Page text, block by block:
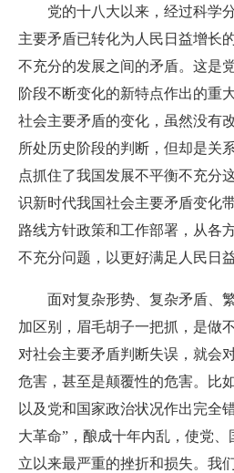
党的十八大以来，经过科学
主要矛盾已转化为人民日益增长
不充分的发展之间的矛盾。这是
阶段不断变化的新特点作出的重
社会主要矛盾的变化，虽然没有
所处历史阶段的判断，但却是关
点抓住了我国发展不平衡不充分
识新时代我国社会主要矛盾变化
路线方针政策和工作部署，从各
不充分问题，以更好满足人民日
面对复杂形势、复杂矛盾、
加区别，眉毛胡子一把抓，是做
对社会主要矛盾判断失误，就会
危害，甚至是颠覆性的危害。比
以及党和国家政治状况作出完全
大革命”，酿成十年内乱，使党
立以来最严重的挫折和损失。我